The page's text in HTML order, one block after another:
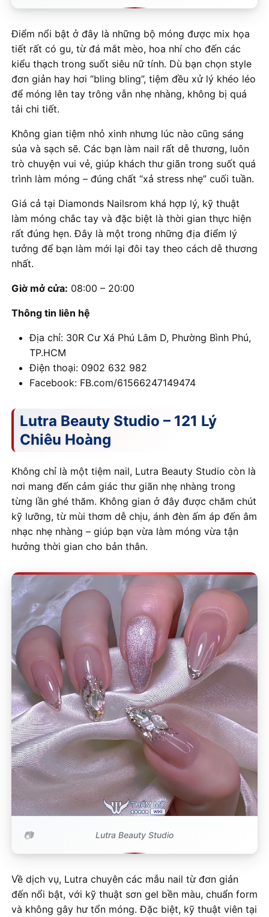
Điểm nổi bật ở đây là những bộ móng được mix họa
tiết rất có gu, từ đá mắt mèo, hoa nhí cho đến các
kiểu thạch trong suốt siêu nữ tính. Dù bạn chọn style
đơn giản hay hơi “bling bling”, tiệm đều xử lý khéo léo
để móng lên tay trông vẫn nhẹ nhàng, không bị quá
tải chi tiết.
Không gian tiệm nhỏ xinh nhưng lúc nào cũng sáng
sủa và sạch sẽ. Các bạn làm nail rất dễ thương, luôn
trò chuyện vui vẻ, giúp khách thư giãn trong suốt quá
trình làm móng – đúng chất “xả stress nhẹ” cuối tuần.
Giá cả tại Diamonds Nailsrom khá hợp lý, kỹ thuật
làm móng chắc tay và đặc biệt là thời gian thực hiện
rất đúng hẹn. Đây là một trong những địa điểm lý
tưởng để bạn làm mới lại đôi tay theo cách dễ thương
nhất.
Giờ mở cửa: 08:00 – 20:00
Thông tin liên hệ
Địa chỉ: 30R Cư Xá Phú Lâm D, Phường Bình Phú,
TP.HCM
Điện thoại: 0902 632 982
Facebook: FB.com/61566247149474
Lutra Beauty Studio – 121 Lý
Chiêu Hoàng
Không chỉ là một tiệm nail, Lutra Beauty Studio còn là
nơi mang đến cảm giác thư giãn nhẹ nhàng trong
từng lần ghé thăm. Không gian ở đây được chăm chút
kỹ lưỡng, từ mùi thơm dễ chịu, ánh đèn ấm áp đến âm
nhạc nhẹ nhàng – giúp bạn vừa làm móng vừa tận
hưởng thời gian cho bản thân.
Lutra Beauty Studio
Về dịch vụ, Lutra chuyên các mẫu nail từ đơn giản
đến nổi bật, với kỹ thuật sơn gel bền màu, chuẩn form
và không gây hư tổn móng. Đặc biệt, kỹ thuật viên tại